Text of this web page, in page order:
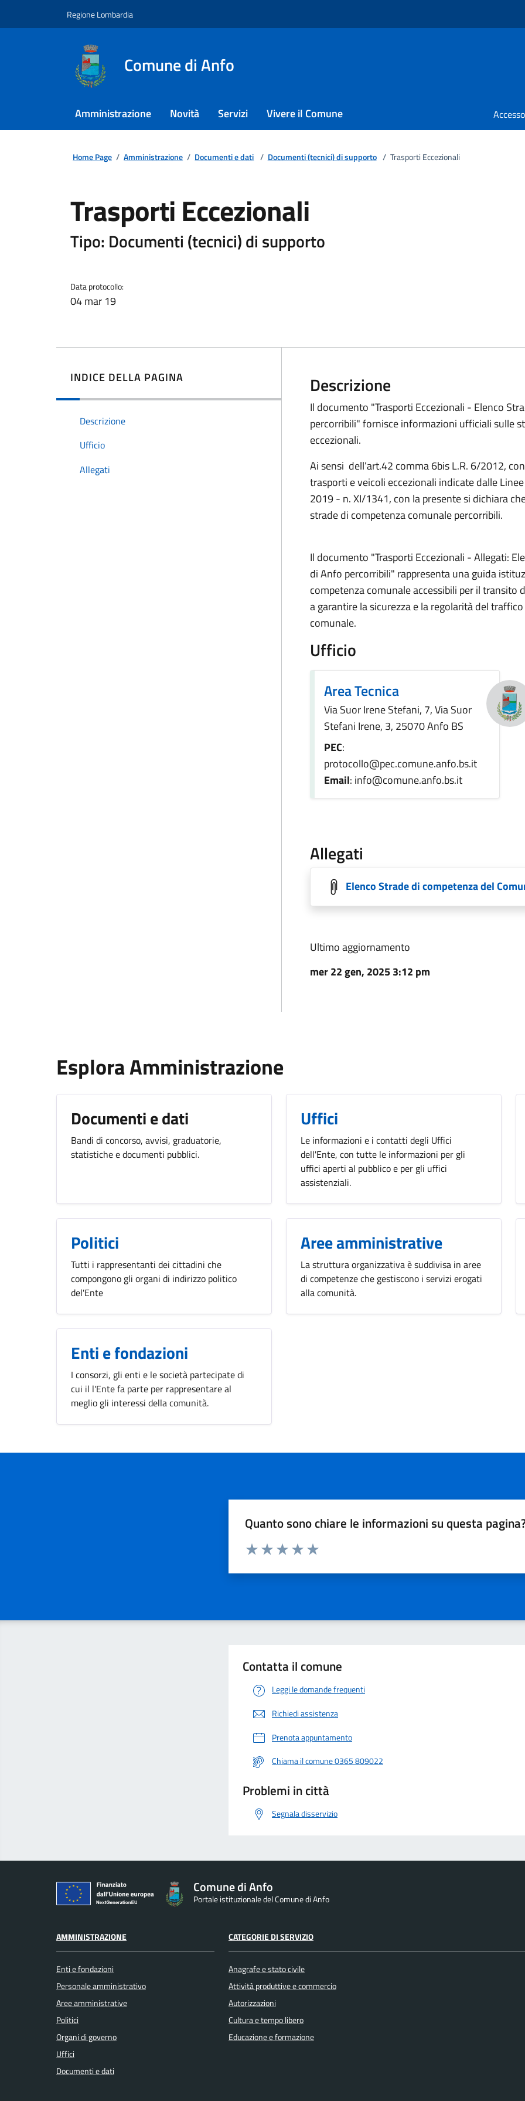
Regione Lombardia
Comune di Anfo
Amministrazione Novità Servizi Vivere il Comune
Home Page / Amministrazione / Documenti e dati / Documenti (tecnici) di supporto / Trasporti Eccezionali
Trasporti Eccezionali
Tipo: Documenti (tecnici) di supporto
Data protocollo:
04 mar 19
INDICE DELLA PAGINA
Descrizione
Ufficio
Allegati
Descrizione
Il documento "Trasporti Eccezionali - Elenco
percorribili" fornisce informazioni ufficiali sulle
eccezionali.
Ai sensi dell’art.42 comma 6bis L.R. 6/2012,
trasporti e veicoli eccezionali indicate dalle
2019 - n. XI/1341, con la presente si dichiara
strade di competenza comunale percorribili.
Il documento "Trasporti Eccezionali - Allegati:
di Anfo percorribili" rappresenta una guida
competenza comunale accessibili per il transito
a garantire la sicurezza e la regolarità del
comunale.
Ufficio
Area Tecnica
Via Suor Irene Stefani, 7, Via Suor
Stefani Irene, 3, 25070 Anfo BS
PEC:
protocollo@pec.comune.anfo.bs.it
Email: info@comune.anfo.bs.it
Allegati
Elenco Strade di competenza del
Ultimo aggiornamento
mer 22 gen, 2025 3:12 pm
Esplora Amministrazione
Documenti e dati
Bandi di concorso, avvisi, graduatorie,
statistiche e documenti pubblici.
Uffici
Le informazioni e i contatti degli Uffici
dell'Ente, con tutte le informazioni per gli
uffici aperti al pubblico e per gli uffici
assistenziali.
Politici
Tutti i rappresentanti dei cittadini che
compongono gli organi di indirizzo politico
del'Ente
Aree amministrative
La struttura organizzativa è suddivisa in aree
di competenze che gestiscono i servizi erogati
alla comunità.
Enti e fondazioni
I consorzi, gli enti e le società partecipate di
cui il l'Ente fa parte per rappresentare al
meglio gli interessi della comunità.
Quanto sono chiare le informazioni su questa
Valuta da 1 a 5 stelle la pagina
Contatta il comune
Leggi le domande frequenti
Richiedi assistenza
Prenota appuntamento
Chiama il comune 0365 809022
Problemi in città
Segnala disservizio
Comune di Anfo
Portale istituzionale del Comune di Anfo
AMMINISTRAZIONE
Enti e fondazioni
Personale amministrativo
Aree amministrative
Politici
Organi di governo
Uffici
Documenti e dati
CATEGORIE DI SERVIZIO
Anagrafe e stato civile
Attività produttive e commercio
Autorizzazioni
Cultura e tempo libero
Educazione e formazione